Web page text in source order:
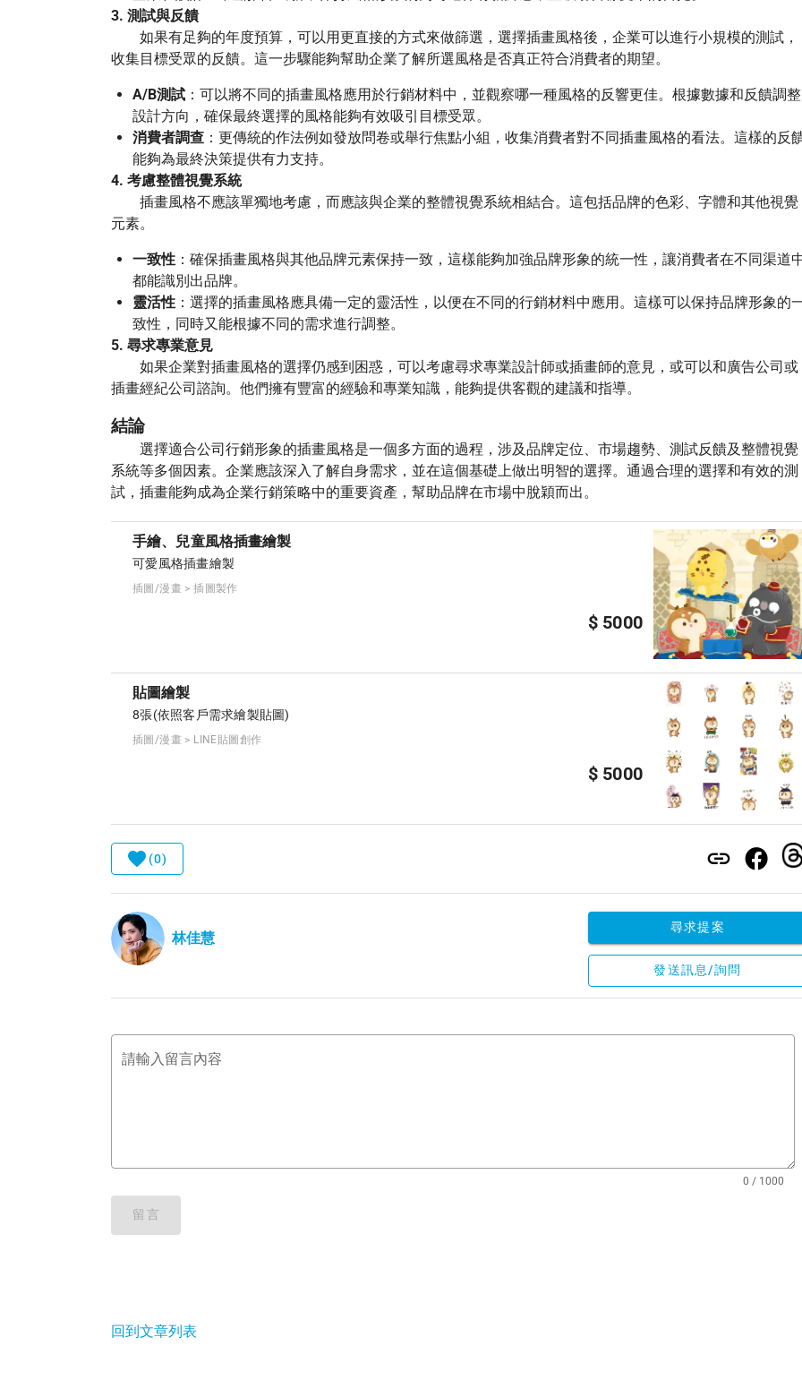
3. 測試與反饋
如果有足夠的年度預算，可以用更直接的方式來做篩選，選擇插畫風格後，企業可以進行小規模的測試，
收集目標受眾的反饋。這一步驟能夠幫助企業了解所選風格是否真正符合消費者的期望。
A/B測試 ：可以將不同的插畫風格應用於行銷材料中，並觀察哪一種風格的反響更佳。根據數據和反饋調整
設計方向，確保最終選擇的風格能夠有效吸引目標受眾。
消費者調查 ：更傳統的作法例如發放問卷或舉行焦點小組，收集消費者對不同插畫風格的看法。這樣的反
能夠為最終決策提供有力支持。
4. 考慮整體視覺系統
插畫風格不應該單獨地考慮，而應該與企業的整體視覺系統相結合。這包括品牌的色彩、字體和其他視覺
元素。
一致性 ：確保插畫風格與其他品牌元素保持一致，這樣能夠加強品牌形象的統一性，讓消費者在不同渠道
都能識別出品牌。
靈活性 ：選擇的插畫風格應具備一定的靈活性，以便在不同的行銷材料中應用。這樣可以保持品牌形象的
致性，同時又能根據不同的需求進行調整。
5. 尋求專業意見
如果企業對插畫風格的選擇仍感到困惑，可以考慮尋求專業設計師或插畫師的意見，或可以和廣告公司或
插畫經紀公司諮詢。他們擁有豐富的經驗和專業知識，能夠提供客觀的建議和指導。
結論
選擇適合公司行銷形象的插畫風格是一個多方面的過程，涉及品牌定位、市場趨勢、測試反饋及整體視覺
系統等多個因素。企業應該深入了解自身需求，並在這個基礎上做出明智的選擇。通過合理的選擇和有效的測
試，插畫能夠成為企業行銷策略中的重要資產，幫助品牌在市場中脫穎而出。
手繪、兒童風格插畫繪製
可愛風格插畫繪製
插圖/漫畫 > 插圖製作
$ 5000
貼圖繪製
8張(依照客戶需求繪製貼圖)
插圖/漫畫 > LINE貼圖創作
$ 5000
(0)
林佳慧
尋求提案
發送訊息/詢問
請輸入留言內容
0 / 1000
留言
回到文章列表